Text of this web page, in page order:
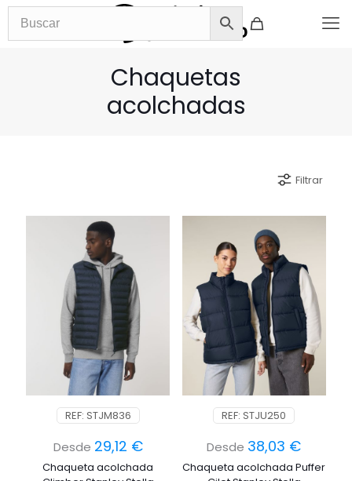
Chaquetas
acolchadas
Filtrar
REF: STJM836
Desde 29,12 €
Chaqueta acolchada
REF: STJU250
Desde 38,03 €
Chaqueta acolchada Puffer